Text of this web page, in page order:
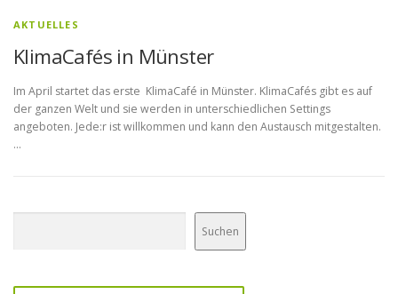
AKTUELLES
KlimaCafés in Münster
Im April startet das erste KlimaCafé in Münster. KlimaCafés gibt es auf
der ganzen Welt und sie werden in unterschiedlichen Settings
angeboten. Jede:r ist willkommen und kann den Austausch mitgestalten.
…
Suchen